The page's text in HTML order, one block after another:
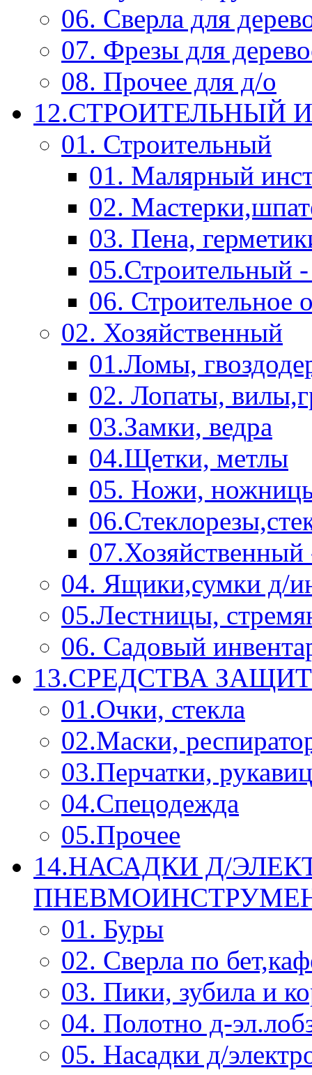
06. Сверла для
07. Фрезы для
08. Прочее для д/о
12.СТРОИТЕЛЬНЫЙ
01. Строительный
01. Малярный
02.
03. Пена,
05.Строительный
06. Строительное
02. Хозяйственный
01.Ломы,
02. Лопаты,
03.Замки, ведра
04.Щетки, метлы
05. Ножи,
07.Хозяйственный
04. Ящики,сумки д/
05.Лестницы,
06. Садовый
13.СРЕДСТВА
01.Очки, стекла
02.Маски,
03.Перчатки,
04.Спецодежда
05.Прочее
14.НАСАДКИ Д/
01. Буры
02. Сверла по
03. Пики, зубила и
04. Полотно д-
05. Насадки д/